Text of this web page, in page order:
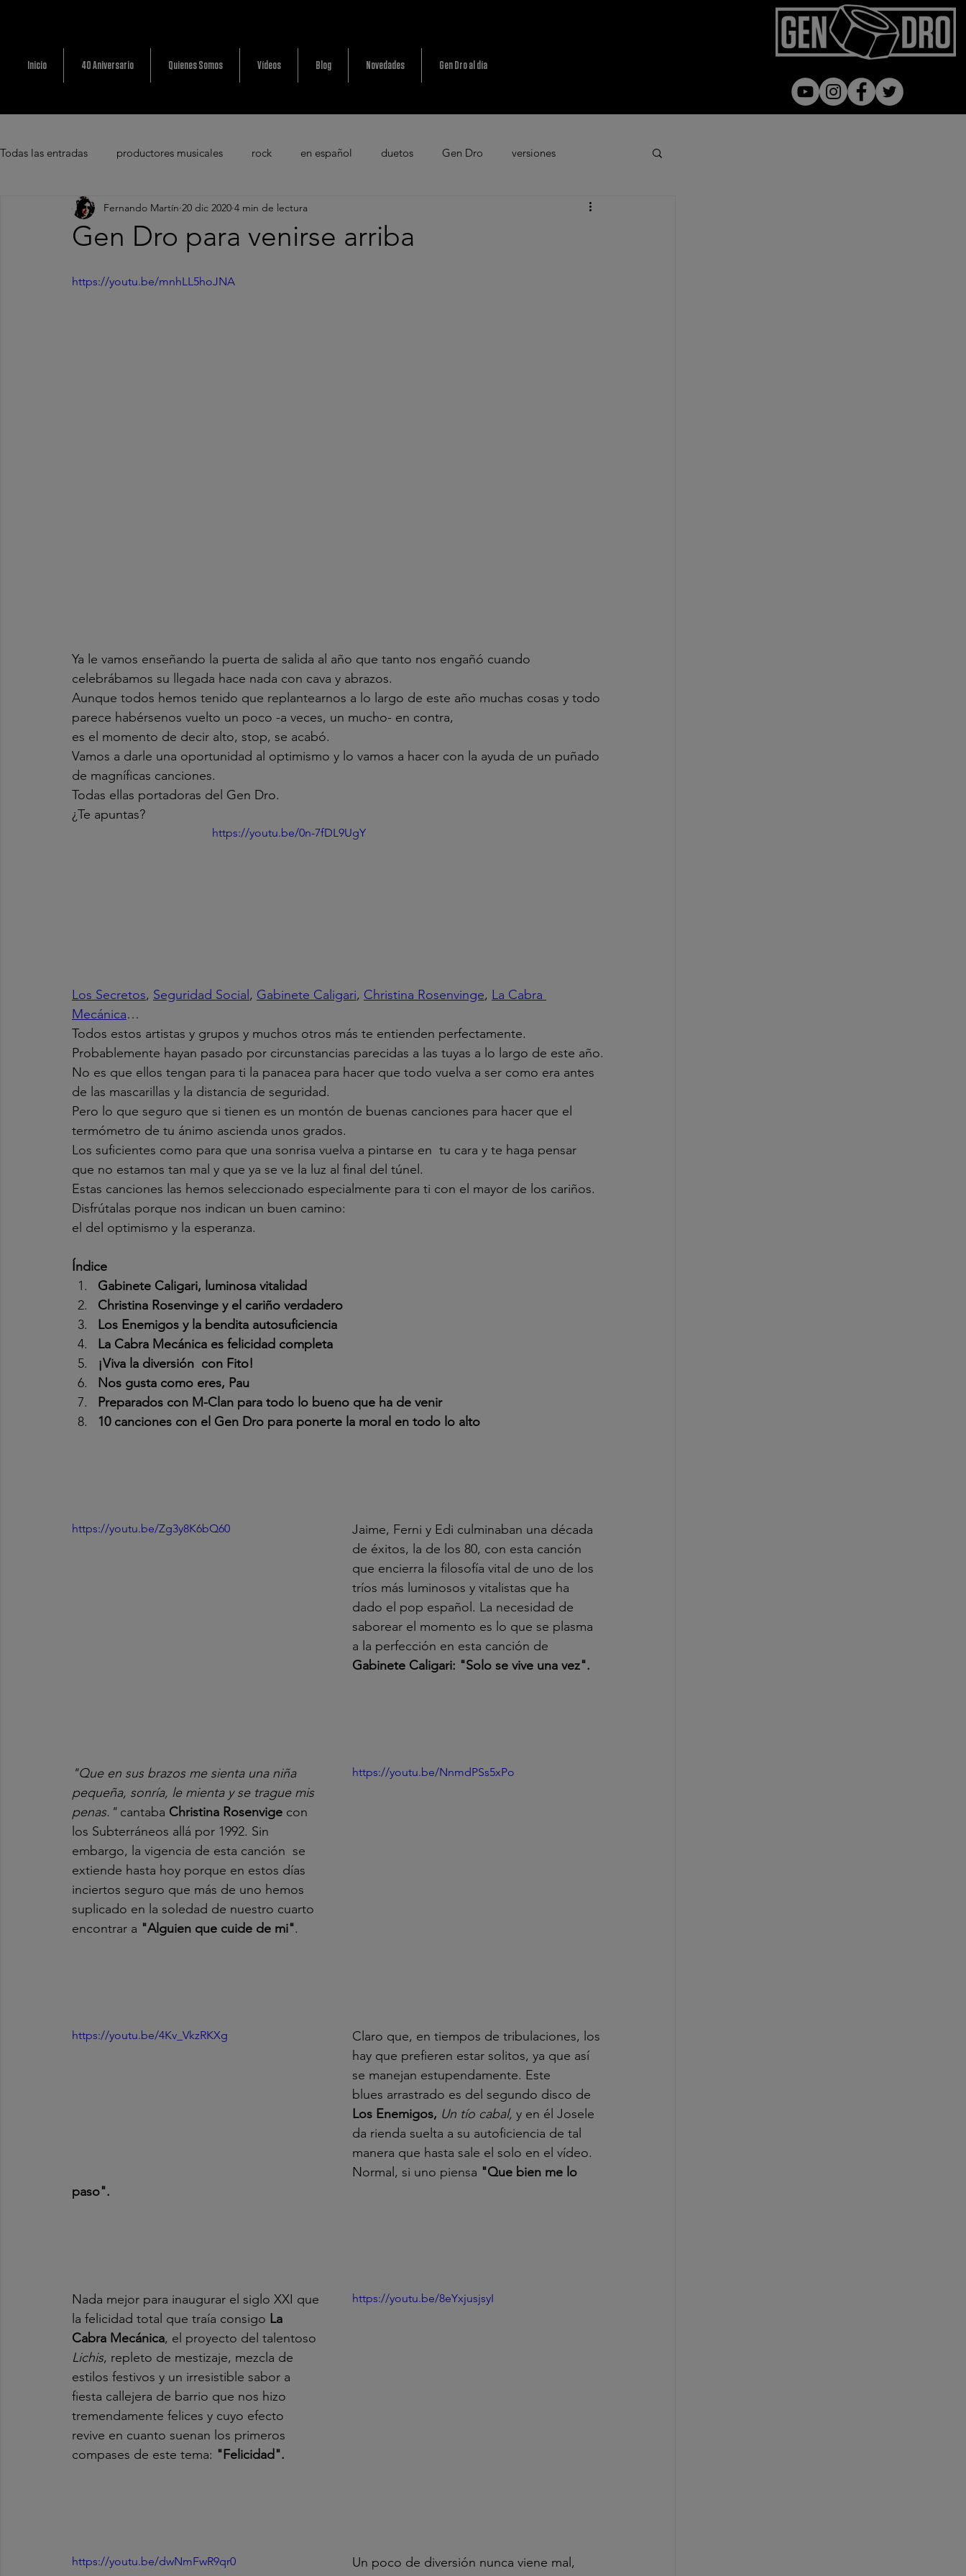
Inicio 40 Aniversario Quienes Somos Vídeos Blog Novedades Gen Dro al día
Todas las entradas productores musicales rock en español duetos Gen Dro versiones
en solitario bares Amaral Bunbury ciudades Hispavox
Gen Dro para venirse arriba
Fernando Martín 20 dic 2020 4 min de lectura
https://youtu.be/mnhLL5hoJNA
Ya le vamos enseñando la puerta de salida al año que tanto nos engañó cuando
celebrábamos su llegada hace nada con cava y abrazos.
Aunque todos hemos tenido que replantearnos a lo largo de este año muchas cosas y todo
parece habérsenos vuelto un poco -a veces, un mucho- en contra,
es el momento de decir alto, stop, se acabó.
Vamos a darle una oportunidad al optimismo y lo vamos a hacer con la ayuda de un puñado
de magníficas canciones.
Todas ellas portadoras del Gen Dro.
¿Te apuntas?
https://youtu.be/0n-7fDL9UgY
Los Secretos, Seguridad Social , Gabinete Caligari, Christina Rosenvinge, La Cabra
Mecánica…
Todos estos artistas y grupos y muchos otros más te entienden perfectamente.
Probablemente hayan pasado por circunstancias parecidas a las tuyas a lo largo de este año.
No es que ellos tengan para ti la panacea para hacer que todo vuelva a ser como era antes
de las mascarillas y la distancia de seguridad.
Pero lo que seguro que si tienen es un montón de buenas canciones para hacer que el
termómetro de tu ánimo ascienda unos grados.
Los suficientes como para que una sonrisa vuelva a pintarse en  tu cara y te haga pensar
que no estamos tan mal y que ya se ve la luz al final del túnel.
Estas canciones las hemos seleccionado especialmente para ti con el mayor de los cariños.
Disfrútalas porque nos indican un buen camino:
el del optimismo y la esperanza.
Índice
Gabinete Caligari, luminosa vitalidad
Christina Rosenvinge y el cariño verdadero
Los Enemigos y la bendita autosuficiencia
La Cabra Mecánica es felicidad completa
¡Viva la diversión  con Fito!
Nos gusta como eres, Pau
Preparados con M-Clan para todo lo bueno que ha de venir
10 canciones con el Gen Dro para ponerte la moral en todo lo alto
https://youtu.be/Zg3y8K6bQ60
Jaime, Ferni y Edi culminaban una década
de éxitos, la de los 80, con esta canción
que encierra la filosofía vital de uno de los
tríos más luminosos y vitalistas que ha
dado el pop español. La necesidad de
saborear el momento es lo que se plasma
a la perfección en esta canción de
Gabinete Caligari: "Solo se vive una vez".
https://youtu.be/NnmdPSs5xPo
"Que en sus brazos me sienta una niña
pequeña, sonría, le mienta y se trague mis
penas." cantaba Christina Rosenvige con
los Subterráneos allá por 1992. Sin
embargo, la vigencia de esta canción  se
extiende hasta hoy porque en estos días
inciertos seguro que más de uno hemos
suplicado en la soledad de nuestro cuarto
encontrar a "Alguien que cuide de mi".
https://youtu.be/4Kv_VkzRKXg
Claro que, en tiempos de tribulaciones, los
hay que prefieren estar solitos, ya que así
se manejan estupendamente. Este
blues arrastrado es del segundo disco de
Los Enemigos, Un tío cabal, y en él Josele
da rienda suelta a su autoficiencia de tal
manera que hasta sale el solo en el vídeo.
Normal, si uno piensa "Que bien me lo
paso".
https://youtu.be/8eYxjusjsyI
Nada mejor para inaugurar el siglo XXI que
la felicidad total que traía consigo La
Cabra Mecánica, el proyecto del talentoso
Lichis, repleto de mestizaje, mezcla de
estilos festivos y un irresistible sabor a
fiesta callejera de barrio que nos hizo
tremendamente felices y cuyo efecto
revive en cuanto suenan los primeros
compases de este tema: "Felicidad".
https://youtu.be/dwNmFwR9qr0
Un poco de diversión nunca viene mal,